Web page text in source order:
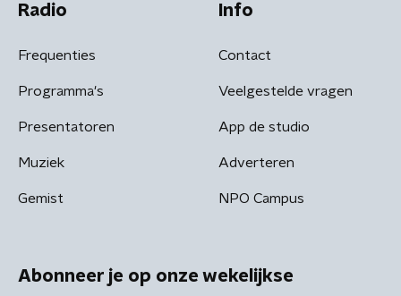
Radio
Frequenties
Programma's
Presentatoren
Muziek
Gemist
Info
Contact
Veelgestelde vragen
App de studio
Adverteren
NPO Campus
Abonneer je op onze wekelijkse